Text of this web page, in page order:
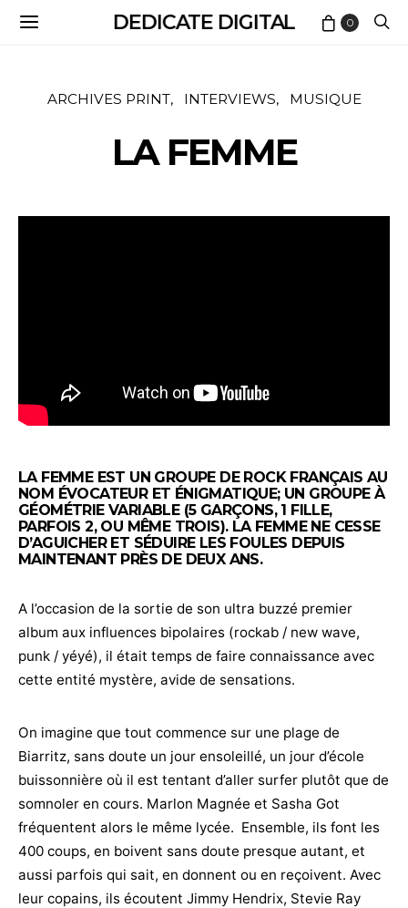
DEDICATE DIGITAL 0
ARCHIVES PRINT INTERVIEWS MUSIQUE
LA FEMME
LA FEMME EST UN GROUPE DE ROCK FRANÇAIS AU
NOM ÉVOCATEUR ET ÉNIGMATIQUE; UN GROUPE À
GÉOMÉTRIE VARIABLE (5 GARÇONS, 1 FILLE,
PARFOIS 2, OU MÊME TROIS). LA FEMME NE CESSE
D’AGUICHER ET SÉDUIRE LES FOULES DEPUIS
MAINTENANT PRÈS DE DEUX ANS.
A l’occasion de la sortie de son ultra buzzé premier
album aux influences bipolaires (rockab / new wave,
punk / yéyé), il était temps de faire connaissance avec
cette entité mystère, avide de sensations.
On imagine que tout commence sur une plage de
Biarritz, sans doute un jour ensoleillé, un jour d’école
buissonnière où il est tentant d’aller surfer plutôt que de
somnoler en cours. Marlon Magnée et Sasha Got
fréquentent alors le même lycée. Ensemble, ils font les
400 coups, en boivent sans doute presque autant, et
aussi parfois qui sait, en donnent ou en reçoivent. Avec
leur copains, ils écoutent Jimmy Hendrix, Stevie Ray